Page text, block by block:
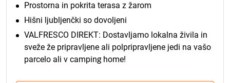
Prostorna in pokrita terasa z žarom
Hišni ljubljenčki so dovoljeni
VALFRESCO DIREKT: Dostavljamo lokalna živila in
sveže že pripravljene ali polpripravljene jedi na vašo
parcelo ali v camping home!